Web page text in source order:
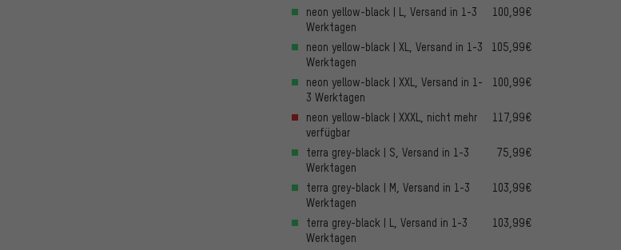
neon yellow-black | L, Versand in 1-3
Werktagen
100,99€
neon yellow-black | XL, Versand in 1-3
Werktagen
105,99€
neon yellow-black | XXL, Versand in 1-
3 Werktagen
100,99€
neon yellow-black | XXXL, nicht mehr
verfügbar
117,99€
terra grey-black | S, Versand in 1-3
Werktagen
75,99€
terra grey-black | M, Versand in 1-3
Werktagen
103,99€
terra grey-black | L, Versand in 1-3
Werktagen
103,99€